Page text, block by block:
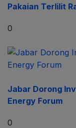
Pakaian Terlilit
0
Jabar Dorong
Energy Forum
0